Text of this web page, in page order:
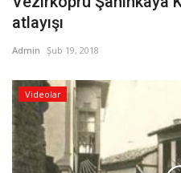
atlayışı
Admin Şub 19, 2018
Videolar